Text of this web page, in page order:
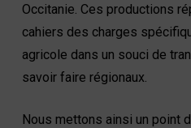
Occitanie. Ces productions
cahiers des charges
agricole dans un souci de
savoir faire régionaux.
Nous mettons ainsi un point